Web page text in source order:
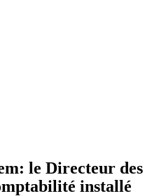
le Directeur des
installé